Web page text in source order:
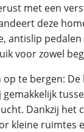
met een
deze
antislip
voor zowel
op te bergen:
Dankzij het
kleine ruimtes